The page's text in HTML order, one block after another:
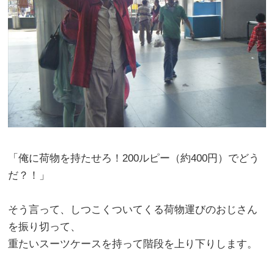
「俺に荷物を持たせろ！200ルピー（約400円）でどう
だ？！」
そう言って、しつこくついてくる荷物運びのおじさん
を振り切って、
重たいスーツケースを持って階段を上り下りします。